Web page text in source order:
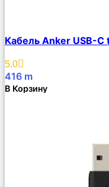
Описание
Избранное
Кабель Anker USB-
5.0
416 m
В Корзину